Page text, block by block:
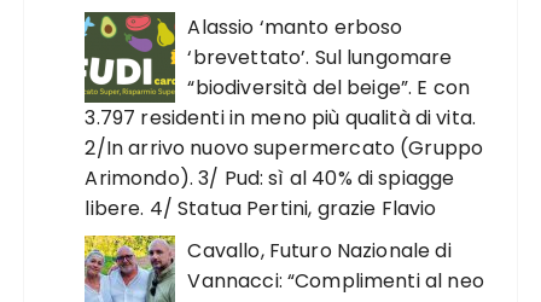
Alassio ‘manto erboso
‘brevettato’. Sul lungomare
“biodiversità del beige”. E con
3.797 residenti in meno più qualità di vita.
2/In arrivo nuovo supermercato (Gruppo
Arimondo). 3/ Pud: sì al 40% di spiagge
libere. 4/ Statua Pertini, grazie Flavio
Cavallo, Futuro Nazionale di
Vannacci: “Complimenti al neo